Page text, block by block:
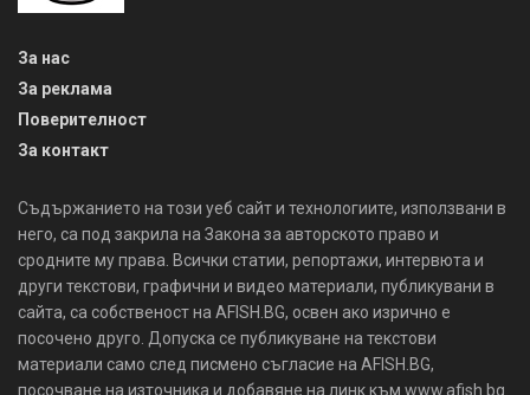
За нас
За реклама
Поверителност
За контакт
Съдържанието на този уеб сайт и технологиите, използвани в
него, са под закрила на Закона за авторското право и
сродните му права. Всички статии, репортажи, интервюта и
други текстови, графични и видео материали, публикувани в
сайта, са собственост на AFISH.BG, освен ако изрично е
посочено друго. Допуска се публикуване на текстови
материали само след писмено съгласие на AFISH.BG,
посочване на източника и добавяне на линк към www.afish.bg.